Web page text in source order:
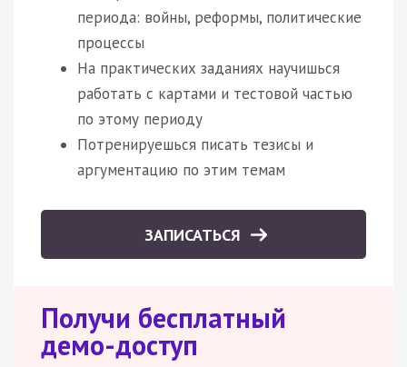
периода: войны, реформы, политические
процессы
На практических заданиях научишься
работать с картами и тестовой частью
по этому периоду
Потренируешься писать тезисы и
аргументацию по этим темам
ЗАПИСАТЬСЯ
Получи бесплатный
демо-доступ